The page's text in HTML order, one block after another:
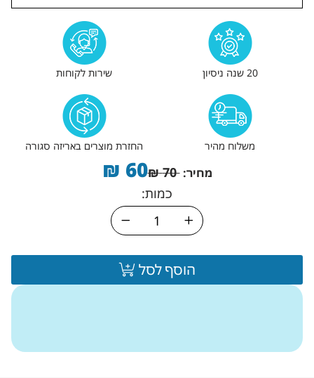
20 שנה ניסיון שירות לקוחות
משלוח מהיר החזרת מוצרים באריזה סגורה
מחיר: 70
₪
60
₪
כמות:
הוסף לסל